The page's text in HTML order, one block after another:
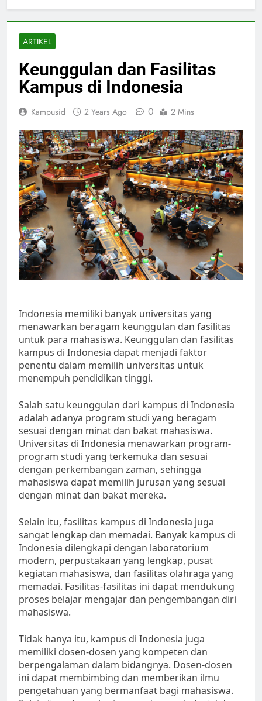
ARTIKEL
Keunggulan dan Fasilitas
Kampus di Indonesia
Kampusid 2 Years Ago 0 2 Mins
Indonesia memiliki banyak universitas yang
menawarkan beragam keunggulan dan fasilitas
untuk para mahasiswa. Keunggulan dan fasilitas
kampus di Indonesia dapat menjadi faktor
penentu dalam memilih universitas untuk
menempuh pendidikan tinggi.
Salah satu keunggulan dari kampus di Indonesia
adalah adanya program studi yang beragam
sesuai dengan minat dan bakat mahasiswa.
Universitas di Indonesia menawarkan program-
program studi yang terkemuka dan sesuai
dengan perkembangan zaman, sehingga
mahasiswa dapat memilih jurusan yang sesuai
dengan minat dan bakat mereka.
Selain itu, fasilitas kampus di Indonesia juga
sangat lengkap dan memadai. Banyak kampus di
Indonesia dilengkapi dengan laboratorium
modern, perpustakaan yang lengkap, pusat
kegiatan mahasiswa, dan fasilitas olahraga yang
memadai. Fasilitas-fasilitas ini dapat mendukung
proses belajar mengajar dan pengembangan diri
mahasiswa.
Tidak hanya itu, kampus di Indonesia juga
memiliki dosen-dosen yang kompeten dan
berpengalaman dalam bidangnya. Dosen-dosen
ini dapat membimbing dan memberikan ilmu
pengetahuan yang bermanfaat bagi mahasiswa.